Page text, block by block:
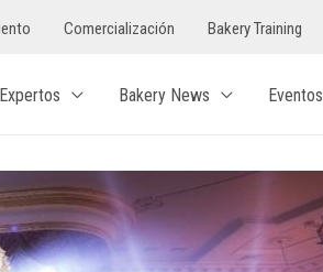
Comercialización Bakery Training
Bakery News Eventos